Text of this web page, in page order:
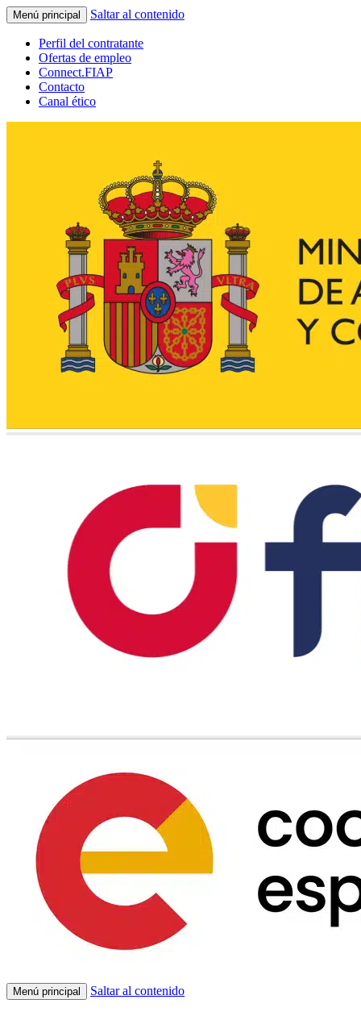
Menú principal Saltar al contenido
Perfil del contratante
Ofertas de empleo
Connect.FIAP
Contacto
Canal ético
Menú principal Saltar al contenido